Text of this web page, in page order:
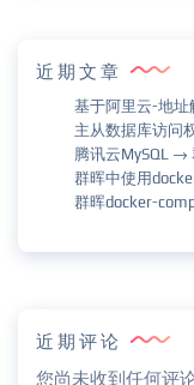
近期文章
基于阿里云-地
主从数据库访问
腾讯云MySQL →
群晖中使用
群晖docker-
近期评论
您尚未收到任何评论